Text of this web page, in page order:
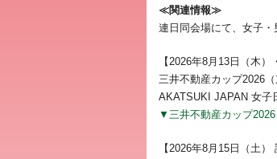
≪関連情報≫
連日同会場にて、女子・
【2026年8月13日（木
三井不動産カップ2026
AKATSUKI JAPAN 女子
▼三井不動産カップ
【2026年8月15日（土